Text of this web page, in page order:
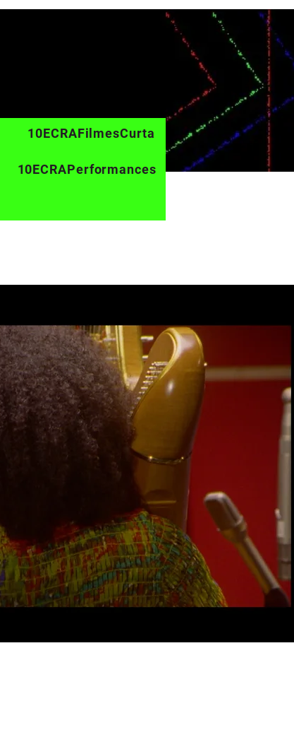
10ECRAFilmesCurta
10ECRAPerformances